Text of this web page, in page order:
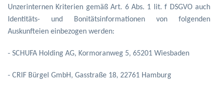
Unzerinternen Kriterien gemäß Art. 6 Abs. 1 lit. f DSGVO auch
Identitäts- und Bonitätsinformationen von folgenden
Auskunfteien einbezogen werden:
- SCHUFA Holding AG, Kormoranweg 5, 65201 Wiesbaden
- CRIF Bürgel GmbH, Gasstraße 18, 22761 Hamburg